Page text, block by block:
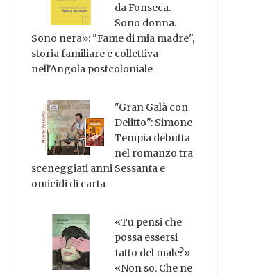
da Fonseca.
Sono donna.
Sono nera»: "Fame di mia madre",
storia familiare e collettiva
nell'Angola postcoloniale
"Gran Galà con
Delitto": Simone
Tempia debutta
nel romanzo tra
sceneggiati anni Sessanta e
omicidi di carta
«Tu pensi che
possa essersi
fatto del male?»
«Non so. Che ne